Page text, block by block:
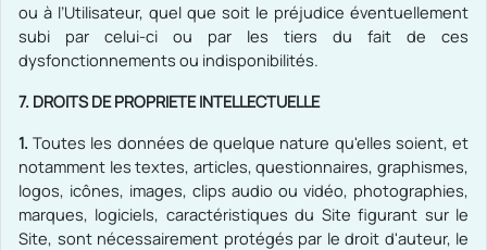
ou à l’Utilisateur, quel que soit le préjudice éventuellement
subi par celui-ci ou par les tiers du fait de ces
dysfonctionnements ou indisponibilités.
7. DROITS DE PROPRIETE INTELLECTUELLE
1. Toutes les données de quelque nature qu'elles soient, et
notamment les textes, articles, questionnaires, graphismes,
logos, icônes, images, clips audio ou vidéo, photographies,
marques, logiciels, caractéristiques du Site figurant sur le
Site, sont nécessairement protégés par le droit d'auteur, le